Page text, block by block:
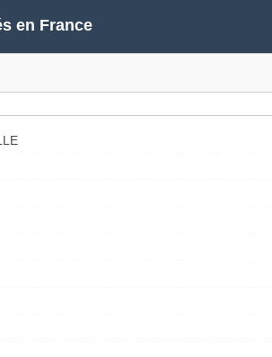
en France